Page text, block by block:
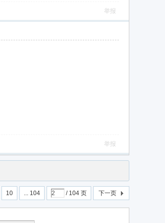
举报
举报
10 ... 104 / 104 页 下一页